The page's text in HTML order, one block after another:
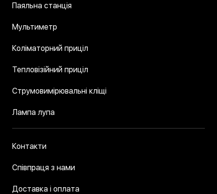
Паяльна станція
Мультиметр
Коліматорний приціл
Тепловізійний приціл
Струмовимірювальні кліщі
Лампа лупа
Контакти
Співпраця з нами
Доставка і оплата